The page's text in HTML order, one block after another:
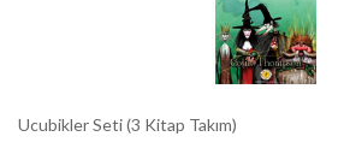
Ucubikler Seti (3 Kitap Takım)